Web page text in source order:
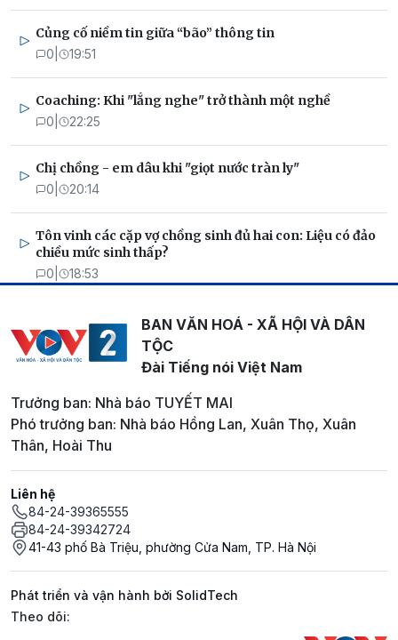
Củng cố niềm tin giữa “bão” thông tin
0 19:51
Coaching: Khi "lắng nghe" trở thành một nghề
0 22:25
Chị chồng - em dâu khi "giọt nước tràn ly"
0 20:14
Tôn vinh các cặp vợ chồng sinh đủ hai con: Liệu có đảo
chiều mức sinh thấp?
0 18:53
BAN VĂN HOÁ - XÃ HỘI VÀ DÂN
TỘC
Đài Tiếng nói Việt Nam
Trưởng ban: Nhà báo TUYẾT MAI
Phó trưởng ban: Nhà báo Hồng Lan, Xuân Thọ, Xuân
Thân, Hoài Thu
Liên hệ
84-24-39365555
84-24-39342724
41-43 phố Bà Triệu, phường Cửa Nam, TP. Hà Nội
Phát triển và vận hành bởi SolidTech
Mạng xã hội
Theo dõi: